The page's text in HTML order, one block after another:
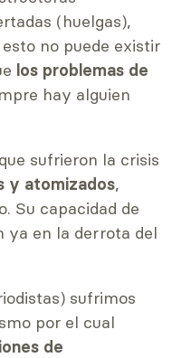
(huelgas),
no puede existir
los problemas de
hay alguien
sufrieron la crisis
y atomizados,
Su capacidad de
ya en la derrota del
sufrimos
por el cual
de